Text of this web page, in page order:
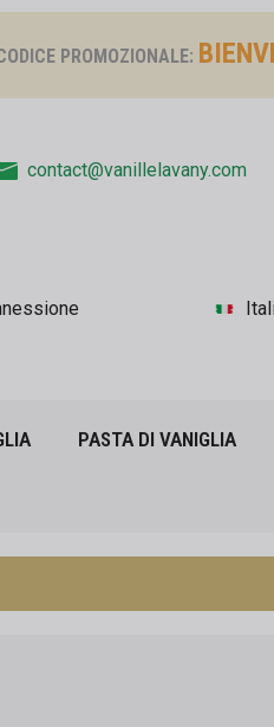
PROMOZIONALE:
contact@vanillelavany.com
PASTA DI VANIGLIA